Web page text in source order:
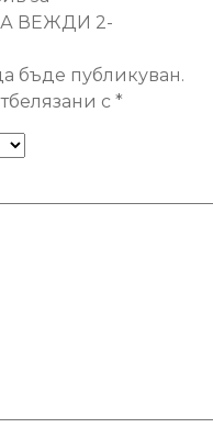
ВЕЖДИ 2-
бъде публикуван.
с *